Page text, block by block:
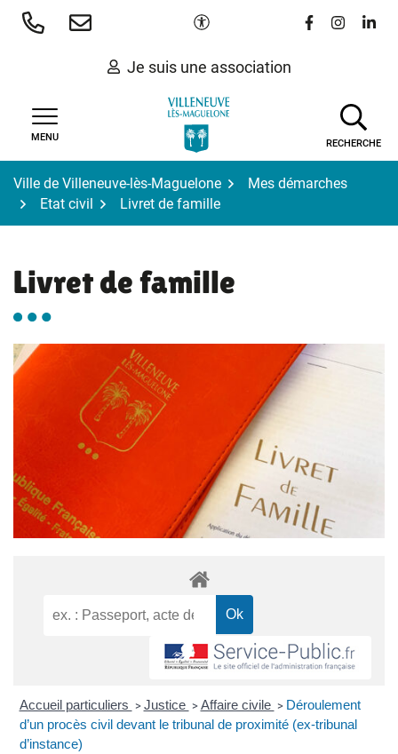
Aller
Paramètres d'accessibilité
Lien vers le
Lien vers
Lien
Je suis une association
MENU
RECHERCHE
Ville de Villeneuve-lès-Maguelone
Mes démarches
Etat civil
Livret de famille
Livret de famille
Accueil particuliers > Justice > Affaire civile > Déroulement
d’un procès civil devant le tribunal de proximité (ex-tribunal
d’instance)